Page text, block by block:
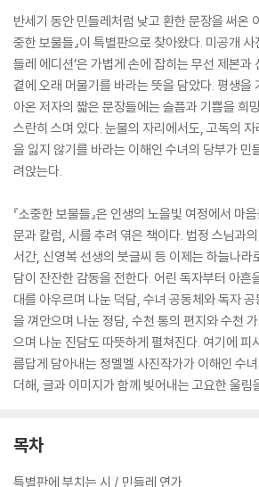
반세기 동안 민들레처럼 낮고 환한 문장을 써온
중한 보물들』이 특별판으로 찾아왔다. 미공개 사
들레 에디션’은 가볍게 손에 잡히는 무선 제본
곁에 오래 머물기를 바라는 뜻을 담았다. 평생을
아온 저자의 짧은 문장들에는 슬픔과 기쁨을 희
스란히 스며 있다. 눈물의 자리에서도, 고독의
을 잃지 않기를 바라는 이해인 수녀의 당부가 민
려앉는다.
『소중한 보물들』은 인생의 노을빛 여정에서 마
문과 칼럼, 시를 추려 엮은 책이다. 법정 스님과
서간, 신영복 선생의 붓글씨 등 이제는 하늘나라
담이 잔잔한 감동을 전한다. 어린 독자부터 아흔
대를 아우르며 나눈 덕담, 수녀 공동체와 독자
을 껴안으며 나눈 정담, 수천 통의 편지와 수천
으며 나눈 진담도 따뜻하게 펼쳐진다. 여기에 피
름답게 담아내는 정멜멜 사진작가가 이해인 수
더해, 글과 이미지가 함께 빚어내는 고요한 울림
목차
특별판에 부치는 시 / 민들레 연가